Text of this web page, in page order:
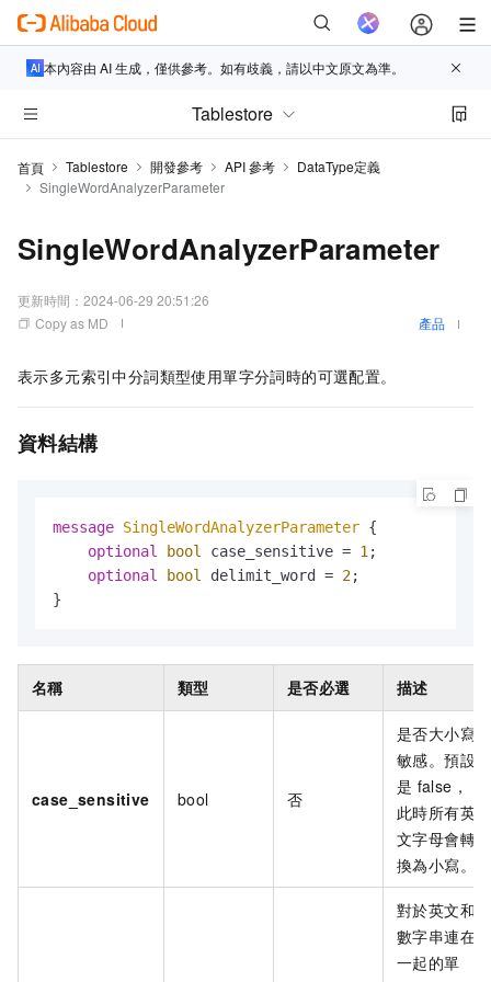
本內容由 AI 生成，僅供參考。如有歧義，請以中文原文為準。
Tablestore
首頁 Tablestore 開發參考 API 參考
DataType定義
SingleWordAnalyzerParameter
SingleWordAnalyzerParameter
更新時間： 2024-06-29 20:51:26
Copy as MD
產品
表示多元索引中分詞類型使用單字分詞時的可選配置。
資料結構
message SingleWordAnalyzerParameter {
optional
bool case_sensitive = 1 ;
optional
bool delimit_word = 2;
}
名稱 類型 是否必選 描述
case_sensitive bool 否
是否大小寫
敏感。預設
是 false，
此時所有英
文字母會轉
換為小寫。
對於英文和
數字串連在
一起的單